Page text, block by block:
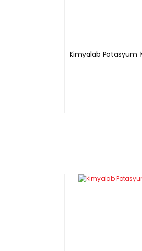
Kimyalab Potasyum